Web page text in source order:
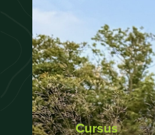
Cursus